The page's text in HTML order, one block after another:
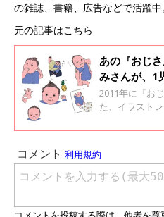
の雑誌、書籍、広告などで活躍中
元の記事はこちら
あの『おじ
みさんが、1
と ・インタ
2011年に『お
た、イラスト
るみさんに、3
した。